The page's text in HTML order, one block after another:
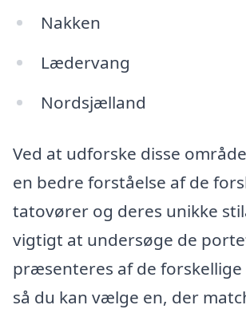
Nakken
Lædervang
Nordsjælland
Ved at udforske disse
en bedre forståelse af de
tatovører og deres unikke
vigtigt at undersøge de
præsenteres af de
så du kan vælge en, der